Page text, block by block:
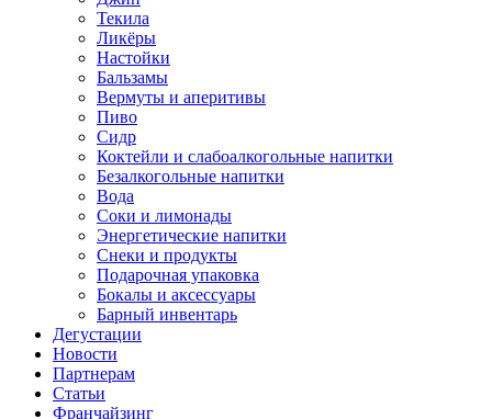
Текила
Ликёры
Настойки
Бальзамы
Вермуты и аперитивы
Пиво
Сидр
Коктейли и слабоалкогольные напитки
Безалкогольные напитки
Вода
Соки и лимонады
Энергетические напитки
Снеки и продукты
Подарочная упаковка
Бокалы и аксессуары
Барный инвентарь
Дегустации
Новости
Партнерам
Статьи
Франчайзинг